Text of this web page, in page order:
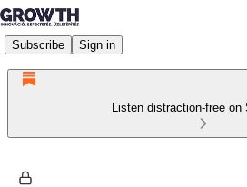
Subscribe Sign in
Listen distraction-free on